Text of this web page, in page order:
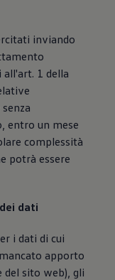
inviando
1 della
entro un mese
complessità
potrà essere
dati
i dati di cui
apporto
del sito web), gli